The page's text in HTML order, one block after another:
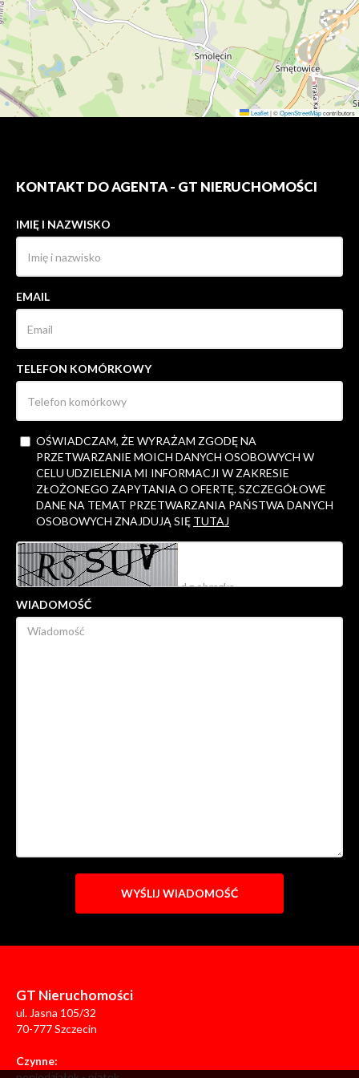
Leaflet|©OpenStreetMapcontributors
KONTAKT DO AGENTA - GT NIERUCHOMOŚCI
IMIĘ I NAZWISKO
EMAIL
TELEFON KOMÓRKOWY
OŚWIADCZAM, ŻE WYRAŻAM ZGODĘ NA
PRZETWARZANIE MOICH DANYCH OSOBOWYCH W
CELU UDZIELENIA MI INFORMACJI W ZAKRESIE
ZŁOŻONEGO ZAPYTANIA O OFERTĘ. SZCZEGÓŁOWE
DANE NA TEMAT PRZETWARZANIA PAŃSTWA DANYCH
OSOBOWYCH ZNAJDUJĄ SIĘ TUTAJ
WIADOMOŚĆ
GT Nieruchomości
ul. Jasna 105/32
70-777 Szczecin
Czynne: